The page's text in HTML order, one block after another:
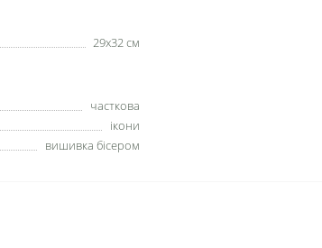
29х32 см
часткова
ікони
вишивка бісером